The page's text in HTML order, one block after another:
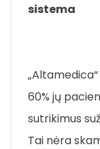
sistema
60% jų
sutrikimus
Tai nėra